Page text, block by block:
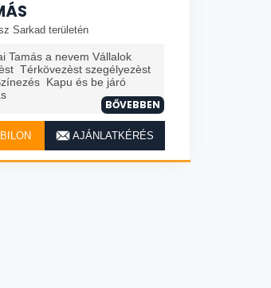
Sarkad területén
Tamás a nevem Vállalok
Térkövezèst szegélyezèst
Kapu és be járó
BŐVEBBEN
AJÁNLATKÉRÉS